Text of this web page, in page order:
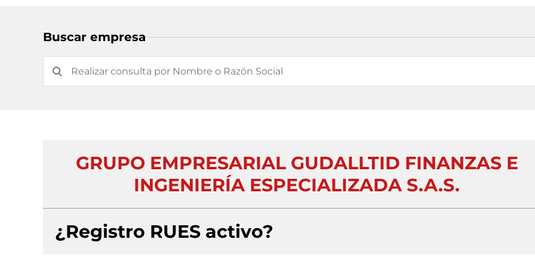
Buscar empresa
GRUPO EMPRESARIAL GUDALLTID FINANZAS E
INGENIERÍA ESPECIALIZADA S.A.S.
¿Registro RUES activo?